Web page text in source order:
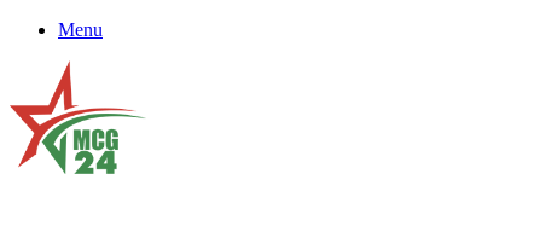
Menu